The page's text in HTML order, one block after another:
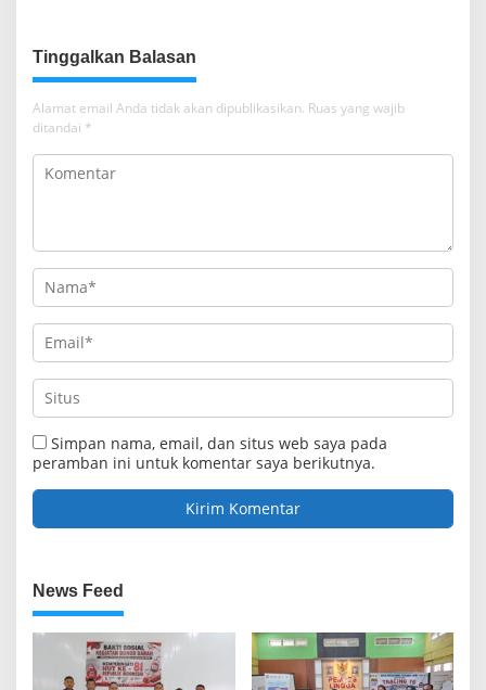
Tinggalkan Balasan
Alamat email Anda tidak akan dipublikasikan. Ruas yang wajib
ditandai *
Simpan nama, email, dan situs web saya pada
peramban ini untuk komentar saya berikutnya.
News Feed